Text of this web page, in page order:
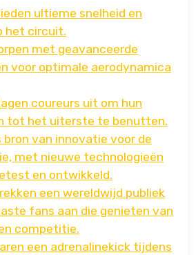
ultieme snelheid en
het circuit.
met geavanceerde
voor optimale aerodynamica
coureurs uit om hun
tot het uiterste te benutten.
bron van innovatie voor de
met nieuwe technologieën
en ontwikkeld.
een wereldwijd publiek
fans aan die genieten van
competitie.
een adrenalinekick tijdens